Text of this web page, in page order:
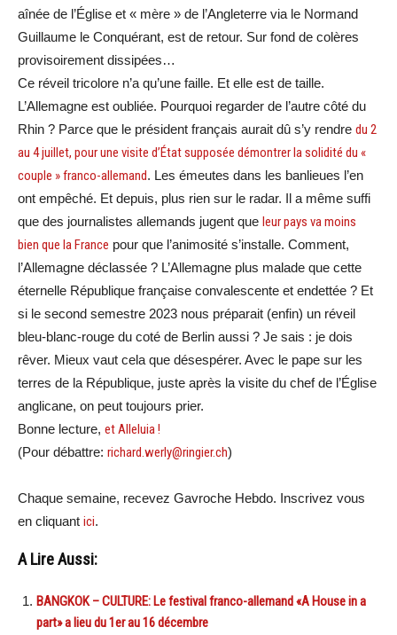
aînée de l’Église et « mère » de l’Angleterre via le Normand
Guillaume le Conquérant, est de retour. Sur fond de colères
provisoirement dissipées…
Ce réveil tricolore n’a qu’une faille. Et elle est de taille.
L’Allemagne est oubliée. Pourquoi regarder de l’autre côté du
Rhin ? Parce que le président français aurait dû s’y rendre du 2
au 4 juillet, pour une visite d’État supposée démontrer la solidité du «
couple » franco-allemand. Les émeutes dans les banlieues l’en
ont empêché. Et depuis, plus rien sur le radar. Il a même suffi
que des journalistes allemands jugent que leur pays va moins
bien que la France pour que l’animosité s’installe. Comment,
l’Allemagne déclassée ? L’Allemagne plus malade que cette
éternelle République française convalescente et endettée ? Et
si le second semestre 2023 nous préparait (enfin) un réveil
bleu-blanc-rouge du coté de Berlin aussi ? Je sais : je dois
rêver. Mieux vaut cela que désespérer. Avec le pape sur les
terres de la République, juste après la visite du chef de l’Église
anglicane, on peut toujours prier.
Bonne lecture, et Alleluia !
(Pour débattre: richard.werly@ringier.ch)
Chaque semaine, recevez Gavroche Hebdo. Inscrivez vous
en cliquant ici.
A Lire Aussi:
BANGKOK – CULTURE: Le festival franco-allemand «A House in a
part» a lieu du 1er au 16 décembre